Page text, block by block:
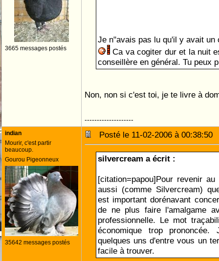
3665 messages postés
Je n"avais pas lu qu'il y avait
Ca va cogiter dur et la nuit
conseillère en général. Tu peux
Non, non si c'est toi, je te livre à
--------------------
indian
Mourir, c'est partir
beaucoup.
Gourou Pigeonneux
35642 messages postés
Posté le 11-02-2006 à
silvercream a écrit :
[citation=papou]Pour revenir
aussi (comme Silvercream)
est important dorénavant
de ne plus faire l'amalgame
professionnelle. Le mot
économique trop prononcée.
quelques uns d'entre vous un
facile à trouver.